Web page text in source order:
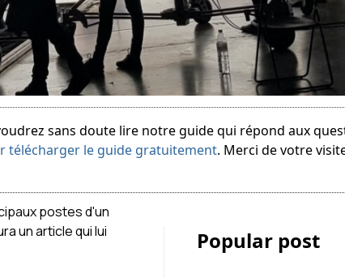
sans doute lire notre guide qui répond aux
télécharger le guide gratuitement. Merci de votre
postes d'un
un article qui lui
Popular post